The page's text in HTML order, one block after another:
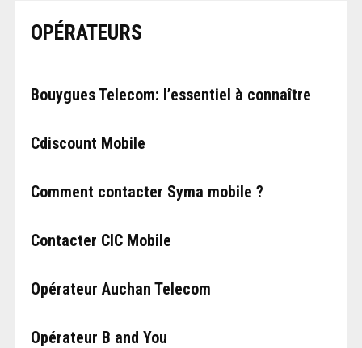
OPÉRATEURS
Bouygues Telecom: l’essentiel à connaître
Cdiscount Mobile
Comment contacter Syma mobile ?
Contacter CIC Mobile
Opérateur Auchan Telecom
Opérateur B and You